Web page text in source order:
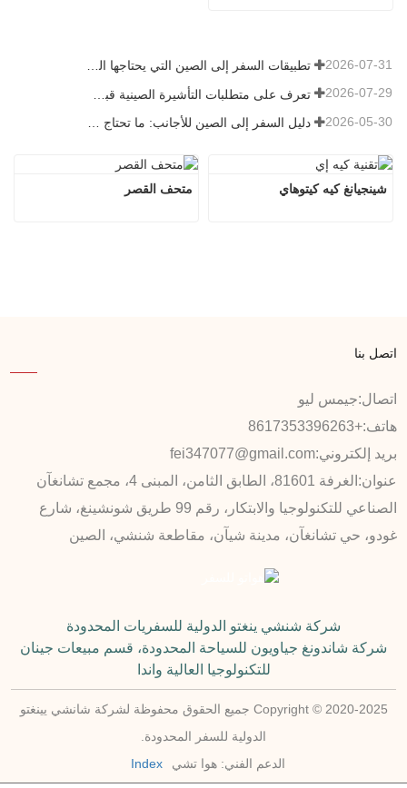
تطبيقات السفر إلى الصين التي يحتاجها الزوار الأجانب حقًا في عام 2026 2026-07-31
2026-07-29
2026-05-30
متحف القصر شينجيانغ كيه كيتوهاي
اتصل بنا
اتصال:جيمس ليو
هاتف:+8617353396263
بريد إلكتروني:fei347077@gmail.com
عنوان:
الغرفة 81601، الطابق الثامن، المبنى 4، مجمع تشانغآن
الصناعي للتكنولوجيا والابتكار، رقم 99 طريق شونشينغ، شارع
غودو، حي تشانغآن، مدينة شيآن، مقاطعة شنشي، الصين
شركة شنشي ينغتو الدولية للسفريات المحدودة
شركة شاندونغ جياويون للسياحة المحدودة، قسم مبيعات جينان
للتكنولوجيا العالية واندا
Copyright © 2020-2025 جميع الحقوق محفوظة لشركة شانشي يينغتو
الدولية للسفر المحدودة.
الدعم الفني: هوا تشي
Index